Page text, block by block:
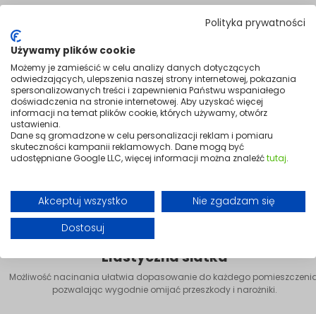
Polityka prywatności
Używamy plików cookie
Możemy je zamieścić w celu analizy danych dotyczących
odwiedzających, ulepszenia naszej strony internetowej, pokazania
spersonalizowanych treści i zapewnienia Państwu wspaniałego
doświadczenia na stronie internetowej. Aby uzyskać więcej
informacji na temat plików cookie, których używamy, otwórz
ustawienia.
Dane są gromadzone w celu personalizacji reklam i pomiaru
skuteczności kampanii reklamowych. Dane mogą być
udostępniane Google LLC, więcej informacji można znaleźćtutaj.
Akceptuj wszystko
Nie zgadzam się
Dostosuj
Elastyczna siatka
Możliwość nacinania ułatwia dopasowanie do każdego
pozwalając wygodnie omijać przeszkody i narożniki.